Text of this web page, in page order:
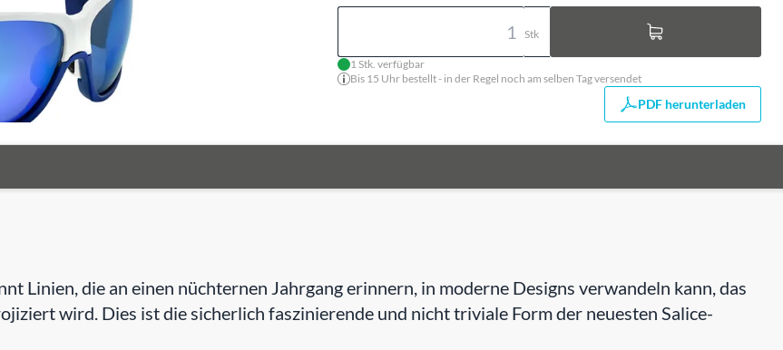
Stk
1 Stk. verfügbar
Bis 15 Uhr bestellt - in der Regel noch am selben Tag versendet
PDF herunterladen
Linien, die an einen nüchternen Jahrgang erinnern, in moderne Designs verwandeln kann, das
wird. Dies ist die sicherlich faszinierende und nicht triviale Form der neuesten Salice-